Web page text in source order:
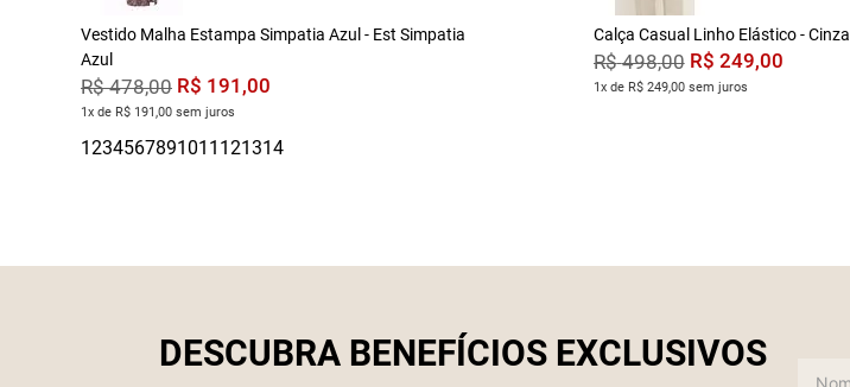
Vestido Malha Estampa Simpatia Azul - Est Simpatia
Azul
R$ 478,00 R$ 191 ,00
1x de R$ 191,00 sem juros
Calça Casual Linho Elástico - Cinza
R$ 498,00 R$ 249,00
1x de R$ 249,00 sem juros
DESCUBRA BENEFÍCIOS EXCLUSIVOS